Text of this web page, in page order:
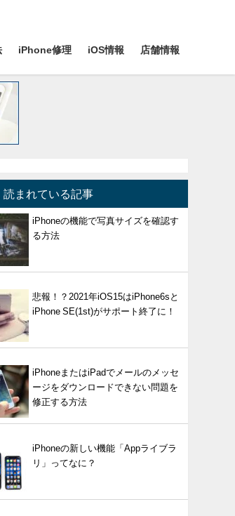
iPhone修理 iOS情報 店舗情報
読まれている記事
iPhoneの機能で写真サイズを確認す
る方法
悲報！？2021年iOS15はiPhone6sと
iPhone SE(1st)がサポート終了に！
iPhoneまたはiPadでメールのメッセ
ージをダウンロードできない問題を
修正する方法
iPhoneの新しい機能「Appライブラ
リ」ってなに？